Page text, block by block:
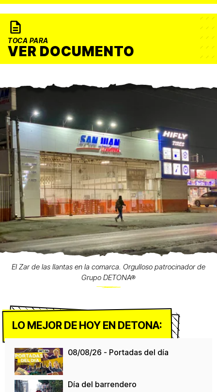
TOCA PARA
VER DOCUMENTO
El Zar de las llantas en la comarca. Orgulloso patrocinador de
Grupo DETONA®
LO MEJOR DE HOY EN DETONA:
08/08/26 - Portadas del día
Día del barrendero